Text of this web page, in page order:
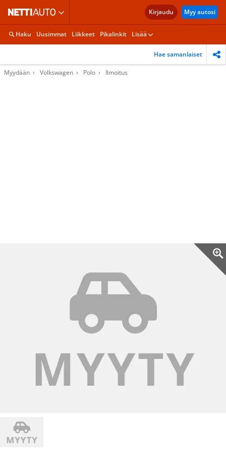
Kirjaudu Myy autosi
Haku Uusimmat Liikkeet Pikalinkit Lisää
Hae samanlaiset
Myydään Volkswagen Polo Ilmoitus